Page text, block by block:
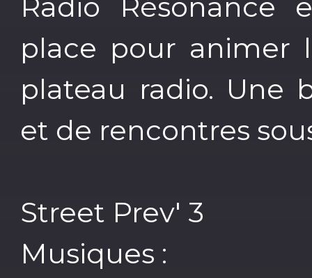
place pour animer
plateau radio. Une
et de rencontres
Street Prev' 3
Musiques :